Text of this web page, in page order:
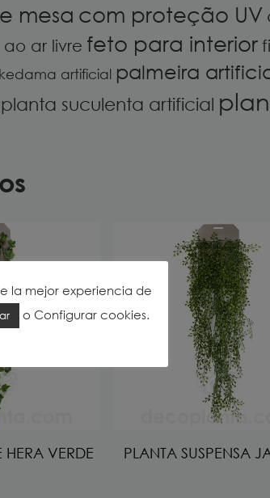
mesa com proteção UV
ar livre feto para interior
artificial palmeira
planta suculenta artificial
VERDE PLANTA SUSPENSA
la mejor experiencia de
o Configurar cookies.